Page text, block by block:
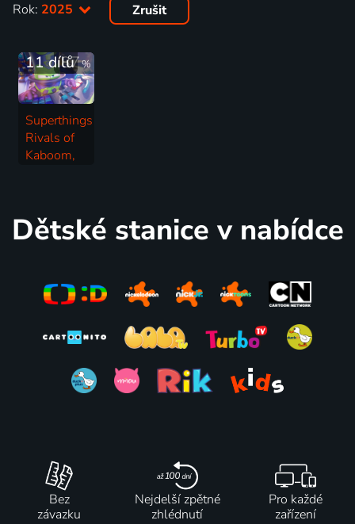
Rok: 2025 Zrušit
87%
11 dílů
Superthings
Rivals of
Kaboom,
Dětské stanice v nabídce
Bez
závazku
Nejdelší zpětné
zhlédnutí
Pro každé
zařízení